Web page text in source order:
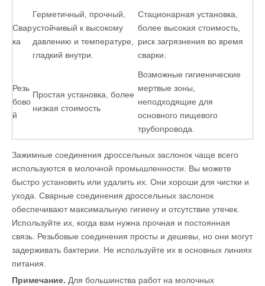
Свар
ка
Герметичный, прочный,
устойчивый к высокому
давлению и температуре,
гладкий внутри.
Стационарная установка,
более высокая стоимость,
риск загрязнения во время
сварки.
Резь
бово
й
Простая установка, более
низкая стоимость
Возможные гигиенические
мертвые зоны,
неподходящие для
основного пищевого
трубопровода.
Зажимные соединения дроссельных заслонок чаще всего
используются в молочной промышленности. Вы можете
быстро установить или удалить их. Они хороши для чистки и
ухода. Сварные соединения дроссельных заслонок
обеспечивают максимальную гигиену и отсутствие утечек.
Используйте их, когда вам нужна прочная и постоянная
связь. Резьбовые соединения просты и дешевы, но они могут
задерживать бактерии. Не используйте их в основных линиях
питания.
Примечание. Для большинства работ на молочных